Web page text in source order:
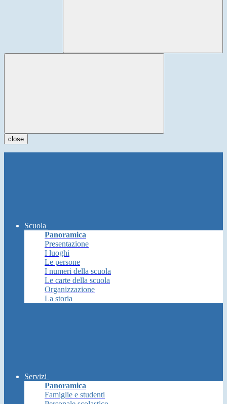
close
Scuola
Panoramica
Presentazione
I luoghi
Le persone
I numeri della scuola
Le carte della scuola
Organizzazione
La storia
Servizi
Panoramica
Famiglie e studenti